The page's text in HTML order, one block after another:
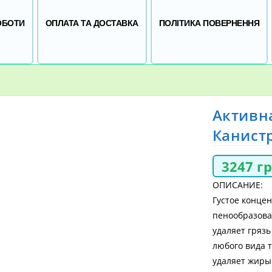
ОПЛАТА ТА ДОСТАВКА ПОЛІТИКА ПОВЕРНЕННЯ
3247
ОПИСАНИЕ:
Густое
удаляет
любого вида
удаляет